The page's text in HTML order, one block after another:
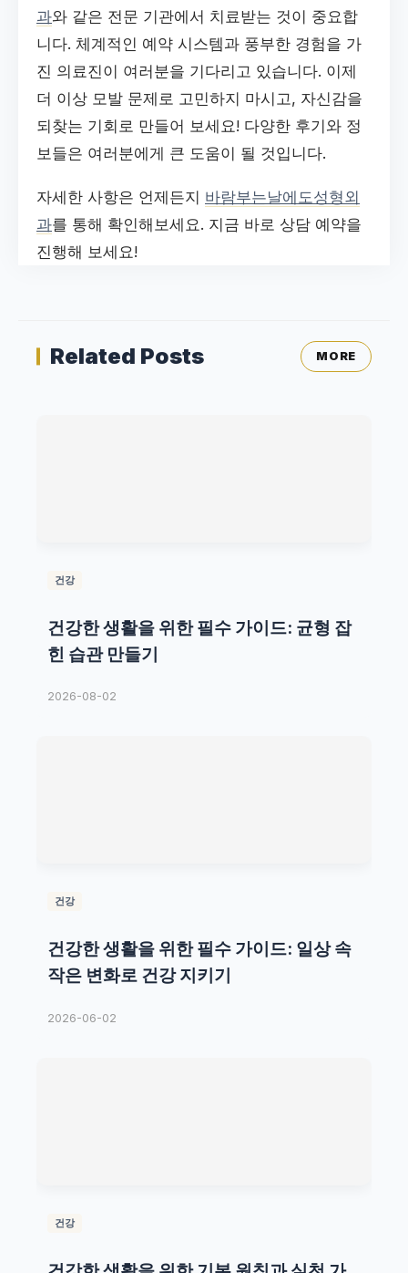
과와 같은 전문 기관에서 치료받는 것이 중요합
니다. 체계적인 예약 시스템과 풍부한 경험을 가
진 의료진이 여러분을 기다리고 있습니다. 이제
더 이상 모발 문제로 고민하지 마시고, 자신감을
되찾는 기회로 만들어 보세요! 다양한 후기와 정
보들은 여러분에게 큰 도움이 될 것입니다.
자세한 사항은 언제든지 바람부는날에도성형외
과를 통해 확인해보세요. 지금 바로 상담 예약을
진행해 보세요!
Related Posts MORE
건강
건강한 생활을 위한 필수 가이드: 균형 잡
힌 습관 만들기
2026-08-02
건강
건강한 생활을 위한 필수 가이드: 일상 속
작은 변화로 건강 지키기
2026-06-02
건강